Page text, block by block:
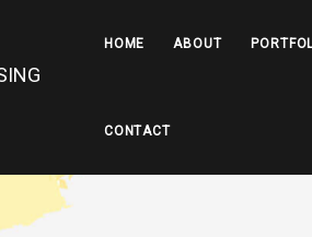
HOME ABOUT
CONTACT